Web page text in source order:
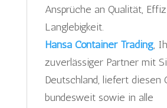
Ansprüche an Qualität,
Langlebigkeit.
Hansa Container Trading,
zuverlässiger Partner mit
Deutschland, liefert diesen
bundesweit sowie in alle